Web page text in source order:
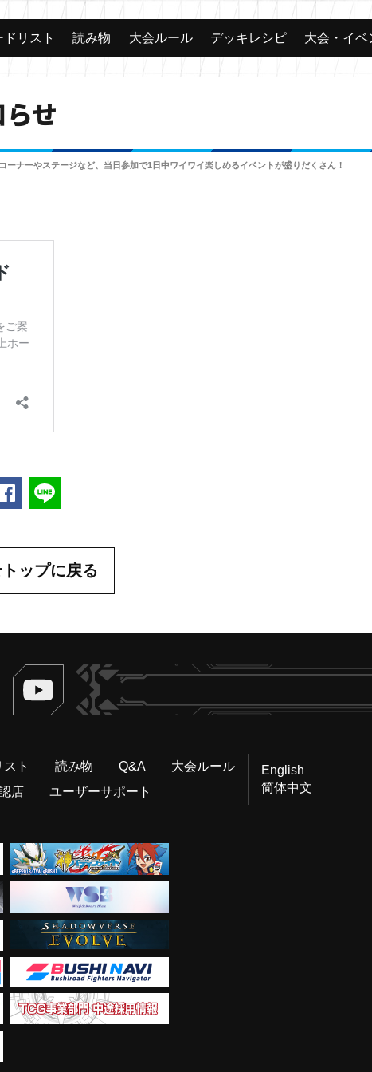
カード 大会
ドリスト 読み物 大会ルール デッキレシピ 大会・イベ
せ
ナーやステージなど、当日参加で1日中ワイワイ楽しめるイベントが盛りだくさん！
ストするFacebookでシェアする
ップに戻る
Twitter ヴァンガードch
ト 読み物 Q&A
大会ルール
店 ユーザーサポート
English
简体中文